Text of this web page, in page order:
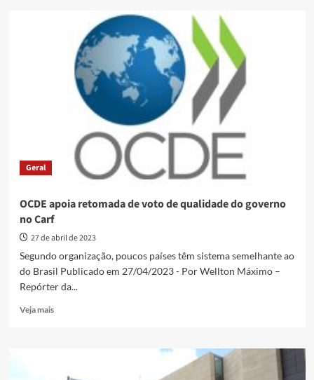
dispositivo
digital
desempenho
Geral
OCDE apoia retomada de voto de qualidade do governo
no Carf
27 de abril de 2023
Segundo organização, poucos países têm sistema semelhante ao
do Brasil Publicado em 27/04/2023 - Por Wellton Máximo –
Repórter da...
Veja maisRead
retomada